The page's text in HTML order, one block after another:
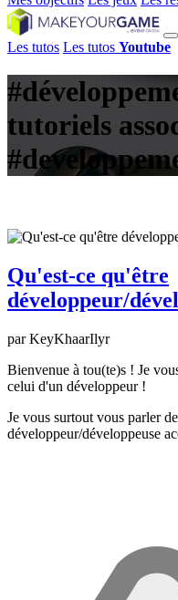
Les tutos Les tutos Youtube
tutoriels
Qu'est-ce qu'être
développeur/
par KeyKhaarIlyr
Bienvenue à tou(te)s ! Je
celui d'un développeur !
Je vous surtout vous parler
développeur/développeuse